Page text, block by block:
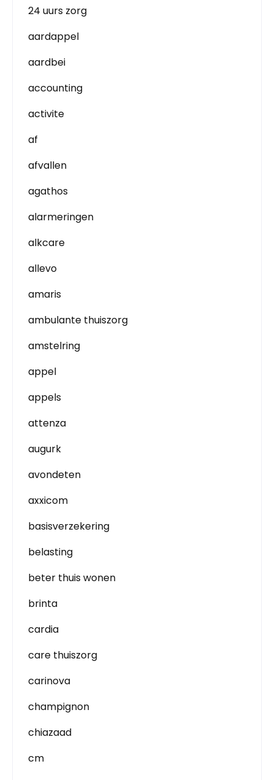
24 uurs zorg
aardappel
aardbei
accounting
activite
af
afvallen
agathos
alarmeringen
alkcare
allevo
amaris
ambulante thuiszorg
amstelring
appel
appels
attenza
augurk
avondeten
axxicom
basisverzekering
belasting
beter thuis wonen
brinta
cardia
care thuiszorg
carinova
champignon
chiazaad
cm